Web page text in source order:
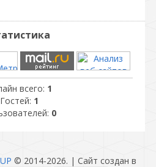
всего: 1
Гостей: 1
0
© 2014-2026. | Сайт создан в